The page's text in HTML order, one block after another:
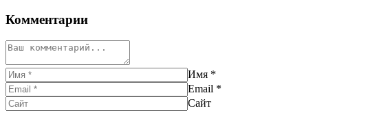
Комментарии
Имя *
Email *
Сайт